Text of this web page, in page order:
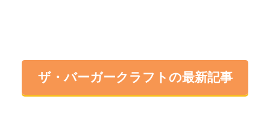
ザ・バーガークラフトの最新記事